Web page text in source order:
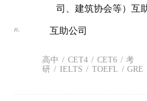
司、建筑协会等）互
n. 互助公司
高中 / CET4 / CET6 / 考
研 / IELTS / TOEFL / GRE